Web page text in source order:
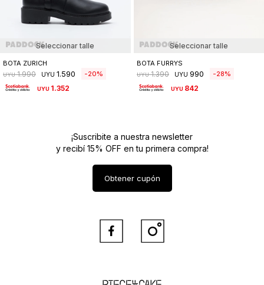
Seleccionar talle
BOTA ZURICH
UYU 1.990 UYU 1.590 20
UYU 1.352
Seleccionar talle
BOTA FURRYS
UYU 1.390 UYU 990 28
UYU 842
Piece of Cake
¡Suscribite a nuestra newsletter
y recibí 15% OFF en tu primera compra!
Obtener cupón
 